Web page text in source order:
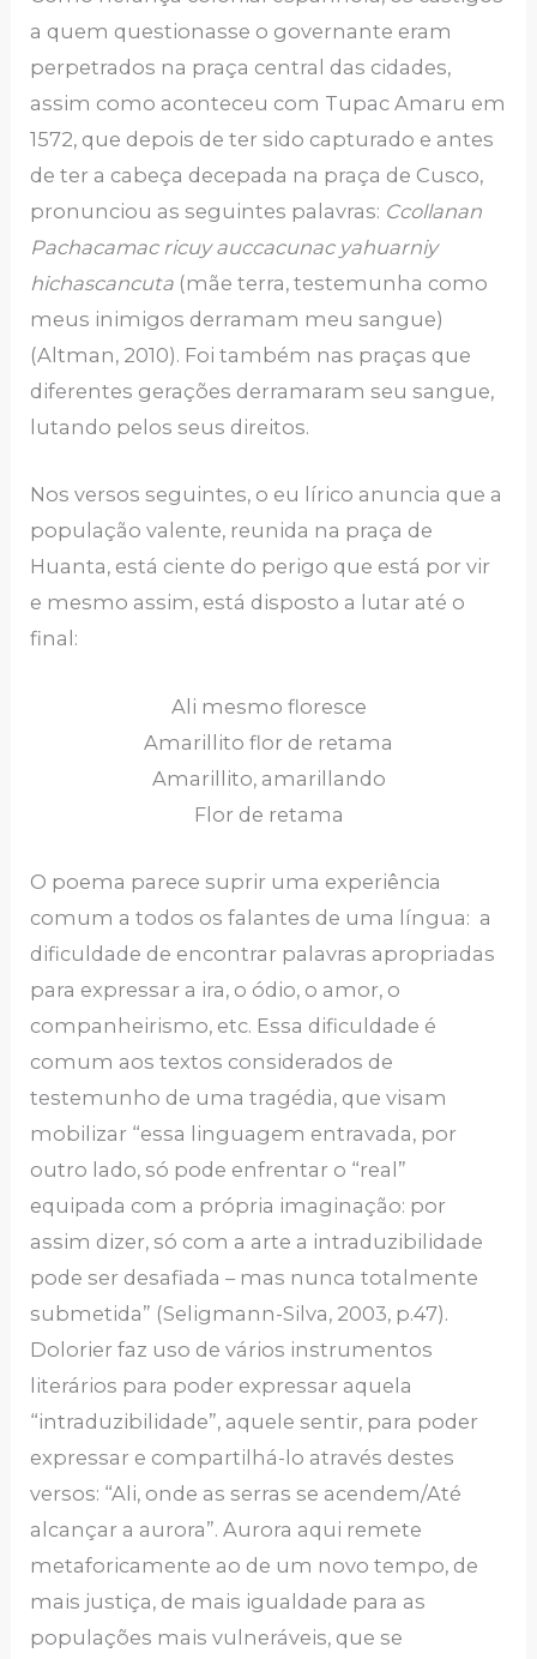
a quem questionasse o governante eram
perpetrados na praça central das cidades,
assim como aconteceu com Tupac Amaru em
1572, que depois de ter sido capturado e antes
de ter a cabeça decepada na praça de Cusco,
pronunciou as seguintes palavras: Ccollanan
Pachacamac ricuy auccacunac yahuarniy
hichascancuta (mãe terra, testemunha como
meus inimigos derramam meu sangue)
(Altman, 2010). Foi também nas praças que
diferentes gerações derramaram seu sangue,
lutando pelos seus direitos.
Nos versos seguintes, o eu lírico anuncia que a
população valente, reunida na praça de
Huanta, está ciente do perigo que está por vir
e mesmo assim, está disposto a lutar até o
final:
Ali mesmo floresce
Amarillito flor de retama
Amarillito, amarillando
Flor de retama
O poema parece suprir uma experiência
comum a todos os falantes de uma língua: a
dificuldade de encontrar palavras apropriadas
para expressar a ira, o ódio, o amor, o
companheirismo, etc. Essa dificuldade é
comum aos textos considerados de
testemunho de uma tragédia, que visam
mobilizar “essa linguagem entravada, por
outro lado, só pode enfrentar o “real”
equipada com a própria imaginação: por
assim dizer, só com a arte a intraduzibilidade
pode ser desafiada – mas nunca totalmente
submetida” (Seligmann-Silva, 2003, p.47).
Dolorier faz uso de vários instrumentos
literários para poder expressar aquela
“intraduzibilidade”, aquele sentir, para poder
expressar e compartilhá-lo através destes
versos: “Ali, onde as serras se acendem/Até
alcançar a aurora”. Aurora aqui remete
metaforicamente ao de um novo tempo, de
mais justiça, de mais igualdade para as
populações mais vulneráveis, que se